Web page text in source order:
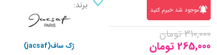
پخش بو و ماندگاری بالا
موجود شد خبرم کنید
310,000 تومان
265,000 تومان
برند:
ژک ساف(jacsaf)